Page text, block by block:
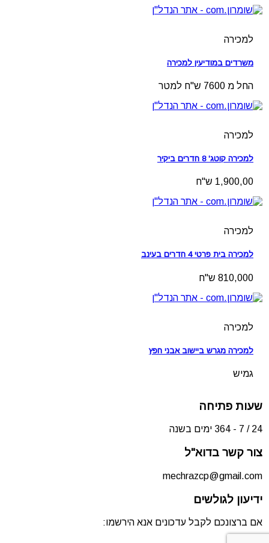
למכירה
משרדים במודיעין למכירה
החל מ 7600 ש"ח למטר
למכירה
למכירה קוטג' 8 חדרים ביקיר
1,900,00 ש"ח
למכירה
למכירה בית פרטי 4 חדרים בעינב
810,000 ש"ח
למכירה
למכירה מגרש ביישוב אבני חפץ
גמיש
שעות פתיחה
24 / 7 - 364 ימים בשנה
צור קשר בדוא"ל
mechrazcp@gmail.com
ידיעון לגולשים
אם ברצונכם לקבל עדכונים אנא הירשמו: